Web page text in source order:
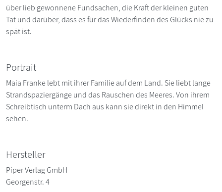
über lieb gewonnene Fundsachen, die Kraft der kleinen guten
Tat und darüber, dass es für das Wiederfinden des Glücks nie zu
spät ist.
Portrait
Maia Franke lebt mit ihrer Familie auf dem Land. Sie liebt lange
Strandspaziergänge und das Rauschen des Meeres. Von ihrem
Schreibtisch unterm Dach aus kann sie direkt in den Himmel
sehen.
Hersteller
Piper Verlag GmbH
Georgenstr. 4